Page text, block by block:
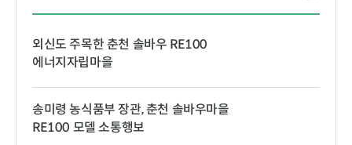
외신도 주목한 춘천 솔바우 RE100
에너지자립마을
송미령 농식품부 장관, 춘천 솔바우마을
RE100 모델 소통행보